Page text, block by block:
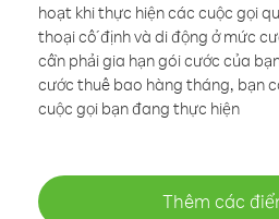
hoạt khi thực hiện các cuộc gọi
thoại cố định và di động ở mức
cần phải gia hạn gói cước của
cước thuê bao hàng tháng, bạn
cuộc gọi bạn đang thực hiện
Thêm các